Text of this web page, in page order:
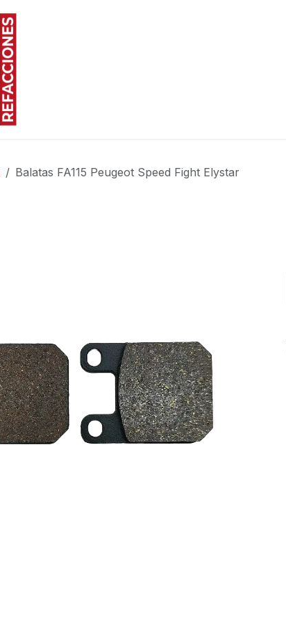
Balatas FA115 Peugeot Speed Fight Elystar